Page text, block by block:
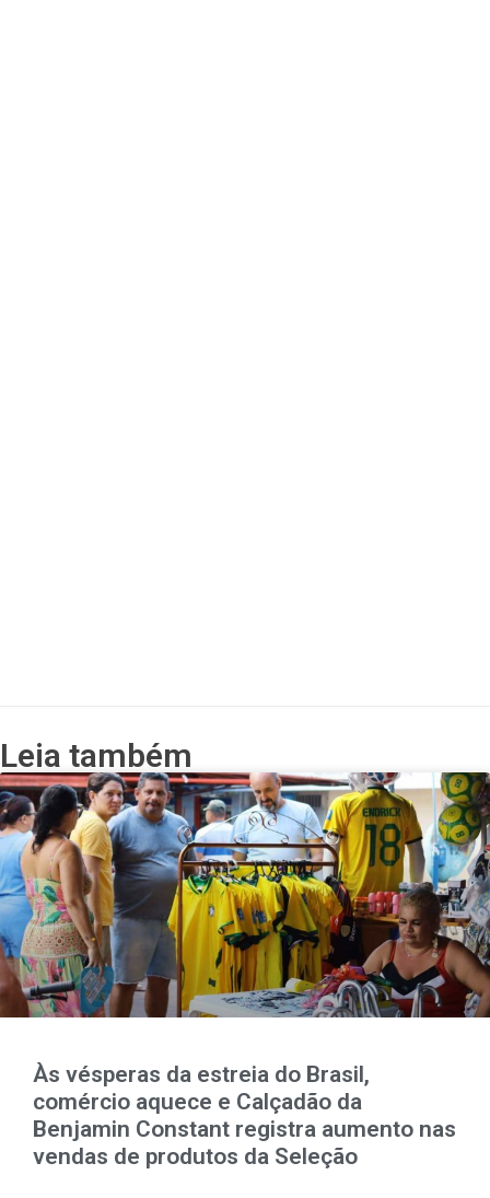
Leia também
Às vésperas da estreia do Brasil,
comércio aquece e Calçadão da
Benjamin Constant registra aumento nas
vendas de produtos da Seleção